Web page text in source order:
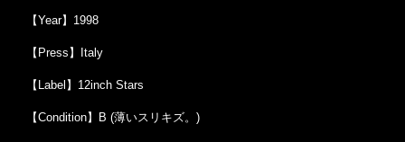
【Year】1998
【Press】Italy
【Label】12inch Stars
【Condition】B (薄いスリキズ。)